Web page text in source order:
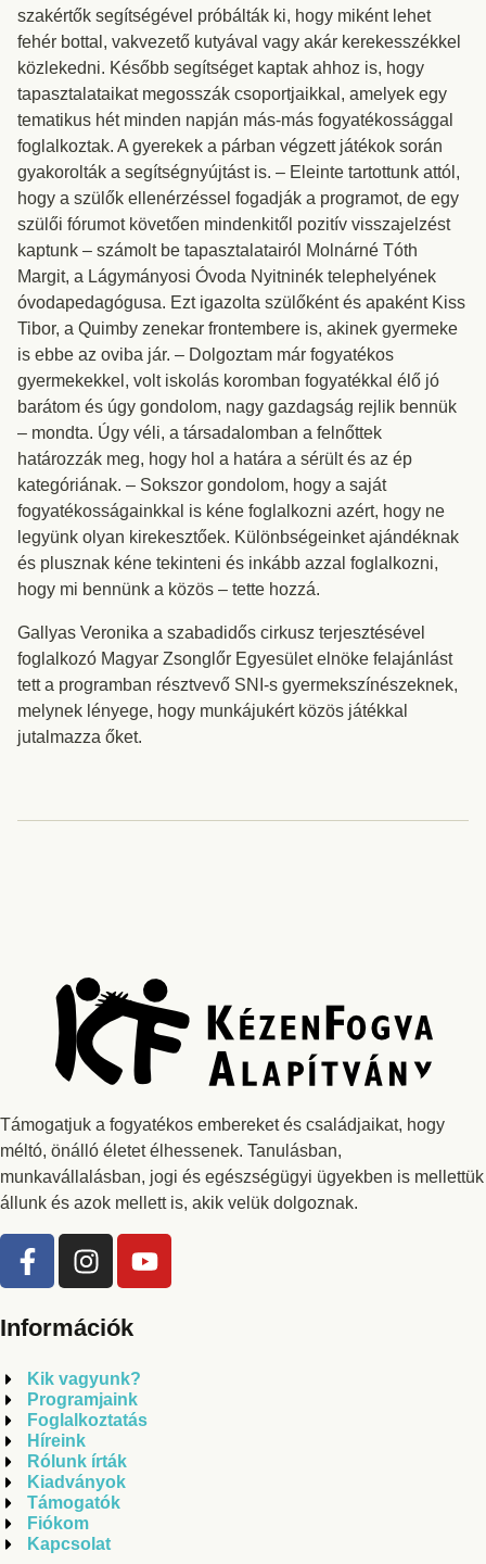
szakértők segítségével próbálták ki, hogy miként lehet
fehér bottal, vakvezető kutyával vagy akár kerekesszékkel
közlekedni. Később segítséget kaptak ahhoz is, hogy
tapasztalataikat megosszák csoportjaikkal, amelyek egy
tematikus hét minden napján más-más fogyatékossággal
foglalkoztak. A gyerekek a párban végzett játékok során
gyakorolták a segítségnyújtást is. – Eleinte tartottunk attól,
hogy a szülők ellenérzéssel fogadják a programot, de egy
szülői fórumot követően mindenkitől pozitív visszajelzést
kaptunk – számolt be tapasztalatairól Molnárné Tóth
Margit, a Lágymányosi Óvoda Nyitninék telephelyének
óvodapedagógusa. Ezt igazolta szülőként és apaként Kiss
Tibor, a Quimby zenekar frontembere is, akinek gyermeke
is ebbe az oviba jár. – Dolgoztam már fogyatékos
gyermekekkel, volt iskolás koromban fogyatékkal élő jó
barátom és úgy gondolom, nagy gazdagság rejlik bennük
– mondta. Úgy véli, a társadalomban a felnőttek
határozzák meg, hogy hol a határa a sérült és az ép
kategóriának. – Sokszor gondolom, hogy a saját
fogyatékosságainkkal is kéne foglalkozni azért, hogy ne
legyünk olyan kirekesztőek. Különbségeinket ajándéknak
és plusznak kéne tekinteni és inkább azzal foglalkozni,
hogy mi bennünk a közös – tette hozzá.
Gallyas Veronika a szabadidős cirkusz terjesztésével
foglalkozó Magyar Zsonglőr Egyesület elnöke felajánlást
tett a programban résztvevő SNI-s gyermekszínészeknek,
melynek lényege, hogy munkájukért közös játékkal
jutalmazza őket.
Támogatjuk a fogyatékos embereket és családjaikat, hogy
méltó, önálló életet élhessenek. Tanulásban,
munkavállalásban, jogi és egészségügyi ügyekben is mellettük
állunk és azok mellett is, akik velük dolgoznak.
Információk
Kik vagyunk?
Programjaink
Foglalkoztatás
Híreink
Rólunk írták
Kiadványok
Támogatók
Fiókom
Kapcsolat